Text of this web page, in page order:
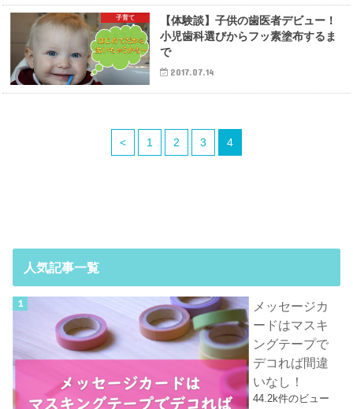
子育て
【体験談】子供の歯医者デビュー！
小児歯科選びからフッ素塗布するま
で
2017.07.14
< 1 2 3 4
人気記事一覧
メッセージカ
ードはマスキ
ングテープで
デコれば間違
いなし！
44.2k件のビュー